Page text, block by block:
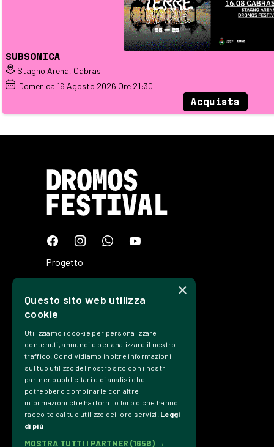
SUBSONICA
Stagno Arena, Cabras
Domenica 16 Agosto 2026 Ore 21:30
Acquista
Progetto
Tickets
Precedenti
Contatti
Trasparenza
Privacy Policy
×
Questo sito web utilizza
cookie
Utilizziamo i cookie per personalizzare
contenuti, annunci e per analizzare il nostro
traffico. Condividiamo inoltre informazioni
sul tuo utilizzo del nostro sito con i nostri
partner pubblicitari e di analisi che
potrebbero combinarle con altre
informazioni che hai fornito loro o che hanno
raccolto dal tuo utilizzo dei loro servizi. Leggi
di più
MOSTRA TUTTI I PARTNER (1658) →